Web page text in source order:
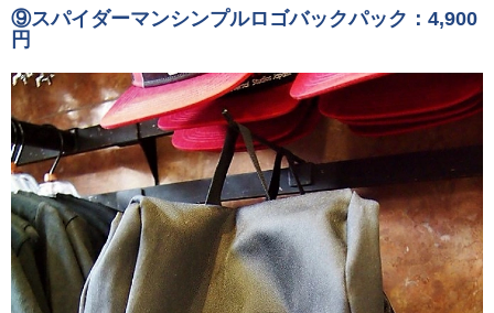
⑨スパイダーマンシンプルロゴバックパック：4,900
円